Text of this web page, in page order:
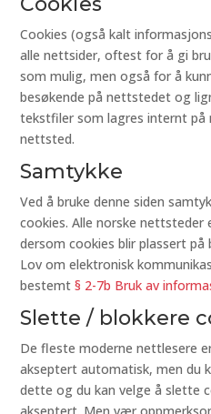
Cookies (også kalt
alle nettsider, oftest for å gi
som mulig, men også for å
besøkende på nettstedet og
tekstfiler som lagres internt på
nettsted.
Samtykke
Ved å bruke denne siden
cookies. Alle norske
dersom cookies blir plassert
Lov om elektronisk
bestemt§ 2-7b Bruk av
Slette / blokkere
De fleste moderne nettlesere
akseptert automatisk, men du
dette og du kan velge å slette